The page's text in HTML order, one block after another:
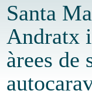
Santa
Andratx
àrees de